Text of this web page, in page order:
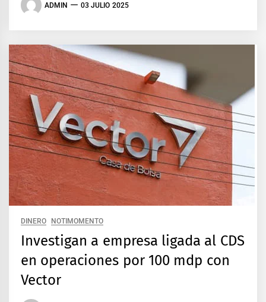
ADMIN 03 JULIO 2025
DINERO NOTIMOMENTO
Investigan a empresa ligada al CDS
en operaciones por 100 mdp con
Vector